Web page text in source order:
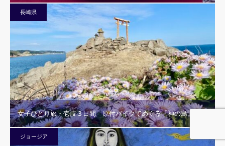
長崎県
女子ひとり旅・壱岐３日間 原付バイクでめぐる「神の島」
ジョージア